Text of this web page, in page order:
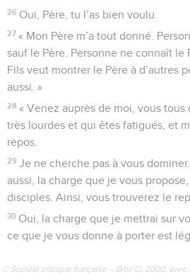
26 Oui, Père, tu l’as bien voulu.
27 « Mon Père m’a tout donné.
sauf le Père. Personne ne connaît le
Fils veut montrer le Père à d’autres
aussi. »
28 « Venez auprès de moi, vous
très lourdes et qui êtes fatigués, et
repos.
29 Je ne cherche pas à vous
aussi, la charge que je vous
disciples. Ainsi, vous trouverez le
30 Oui, la charge que je mettrai sur
ce que je vous donne à porter est
© Société biblique française – Bibli’O, 2000, avec